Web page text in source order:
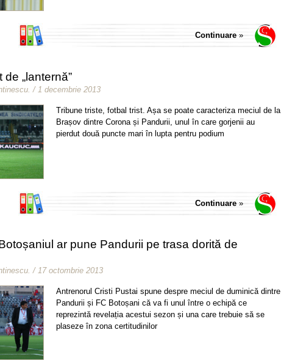
Continuare »
„lanternă”
/ 1 decembrie 2013
Tribune triste, fotbal trist. Așa se poate caracteriza meciul de la
Brașov dintre Corona și Pandurii, unul în care gorjenii au
pierdut două puncte mari în lupta pentru podium
Continuare »
ar pune Pandurii pe trasa dorită de
. / 17 octombrie 2013
Antrenorul Cristi Pustai spune despre meciul de duminică dintre
Pandurii și FC Botoșani că va fi unul între o echipă ce
reprezintă revelația acestui sezon și una care trebuie să se
plaseze în zona certitudinilor